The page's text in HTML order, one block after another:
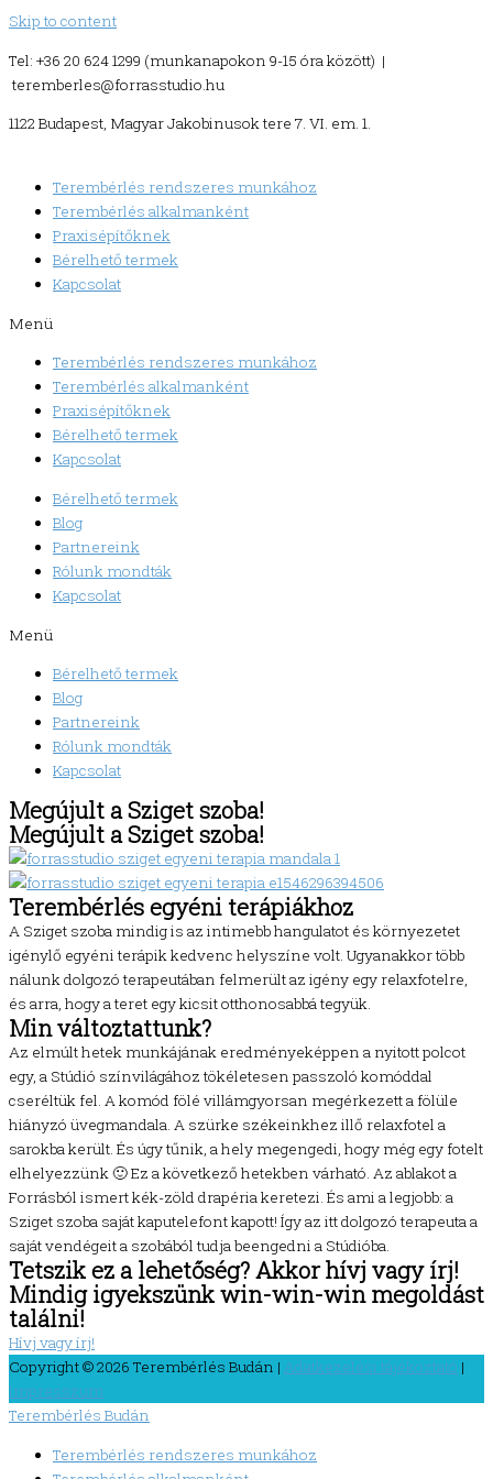
Skip to content
Tel: +36 20 624 1299 (munkanapokon 9-15 óra között) |
teremberles@forrasstudio.hu
1122 Budapest, Magyar Jakobinusok tere 7. VI. em. 1.
Terembérlés rendszeres munkához
Terembérlés alkalmanként
Praxisépítőknek
Bérelhető termek
Kapcsolat
Menü
Terembérlés rendszeres munkához
Terembérlés alkalmanként
Praxisépítőknek
Bérelhető termek
Kapcsolat
Bérelhető termek
Blog
Partnereink
Rólunk mondták
Kapcsolat
Menü
Bérelhető termek
Blog
Partnereink
Rólunk mondták
Kapcsolat
Megújult a Sziget szoba!
Megújult a Sziget szoba!
Terembérlés egyéni terápiákhoz
A Sziget szoba mindig is az intimebb hangulatot és környezetet
igénylő egyéni terápik kedvenc helyszíne volt. Ugyanakkor több
nálunk dolgozó terapeutában felmerült az igény egy relaxfotelre,
és arra, hogy a teret egy kicsit otthonosabbá tegyük.
Min változtattunk?
Az elmúlt hetek munkájának eredményeképpen a nyitott polcot
egy, a Stúdió színvilágához tökéletesen passzoló komóddal
cseréltük fel. A komód fölé villámgyorsan megérkezett a fölüle
hiányzó üvegmandala. A szürke székeinkhez illő relaxfotel a
sarokba került. És úgy tűnik, a hely megengedi, hogy még egy fotelt
elhelyezzünk 🙂 Ez a következő hetekben várható. Az ablakot a
Forrásból ismert kék-zöld drapéria keretezi. És ami a legjobb: a
Sziget szoba saját kaputelefont kapott! Így az itt dolgozó terapeuta a
saját vendégeit a szobából tudja beengedni a Stúdióba.
Tetszik ez a lehetőség? Akkor hívj vagy írj!
Mindig igyekszünk win-win-win megoldást
találni!
Hívj vagy írj!
Copyright © 2026 Terembérlés Budán | Adatkezelési tájékoztató |
Impresszum
Terembérlés Budán
Terembérlés rendszeres munkához